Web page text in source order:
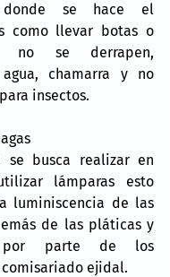
donde se hace el
como llevar botas o
no se derrapen,
chamarra y no
insectos.
se busca realizar en
lámparas esto
luminiscencia de las
de las pláticas y
por parte de los
ejidal.